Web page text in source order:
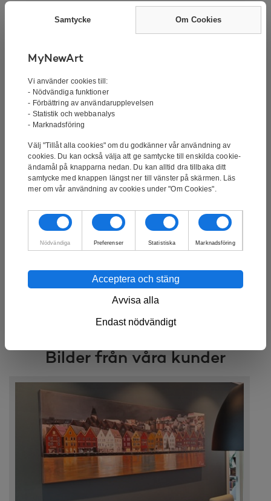
levererad 2-4 vardagar efter att vi har mottagit din
beställning. Tavlan skickas försäkrat och kan spåras
Målningen är en handmålad oljemålning av en av våra
duktiga konstnärer. Det är inte ett tryck eller något
liknande. Oljefärg är den klassiska formen av färg för
tavlor. Oljemålningar kännetecknas av sitt goda
färgdjup.
Tavlan är spänd över en 3,5 cm tjock ram och kan
hängas direkt på väggen.
Vill du ha den här tavlan i en annan storlek? Vi kan
måla alla våra tavlor i alla storlekar. Om du vill veta mer,
här.
Bilder från våra kunder
Samtycke Om Cookies
MyNewArt
Vi använder cookies till:
- Nödvändiga funktioner
- Förbättring av användarupplevelsen
- Statistik och webbanalys
- Marknadsföring
Välj "Tillåt alla cookies" om du godkänner vår användning av
cookies. Du kan också välja att ge samtycke till enskilda cookie-
ändamål på knapparna nedan. Du kan alltid dra tillbaka ditt
samtycke med knappen längst ner till vänster på skärmen. Läs
mer om vår användning av cookies under "Om Cookies".
Nödvändiga Preferenser Statistiska Marknadsföring
Avvisa alla
Endast nödvändigt
Acceptera och stäng